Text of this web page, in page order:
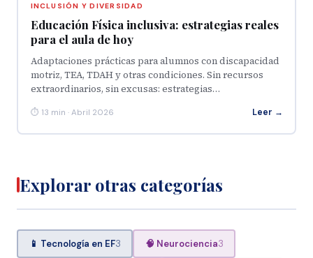
INCLUSIÓN Y DIVERSIDAD
Educación Física inclusiva: estrategias reales
para el aula de hoy
Adaptaciones prácticas para alumnos con discapacidad
motriz, TEA, TDAH y otras condiciones. Sin recursos
extraordinarios, sin excusas: estrategias…
⏱ 13 min · Abril 2026 Leer →
Explorar otras categorías
📱 Tecnología en EF3 🧠 Neurociencia3